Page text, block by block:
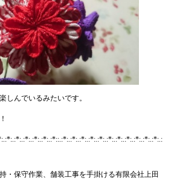
しんでいるみたいです。
・保守作業、舗装工事を手掛ける有限会社上田